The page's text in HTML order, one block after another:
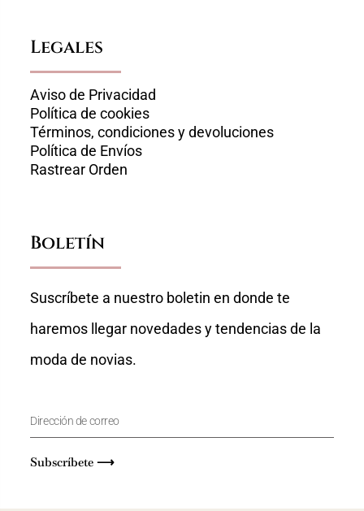
Legales
Aviso de Privacidad
Política de cookies
Términos, condiciones y devoluciones
Política de Envíos
Rastrear Orden
Boletín
Suscríbete a nuestro boletin en donde te
haremos llegar novedades y tendencias de la
moda de novias.
Subscríbete ⟶